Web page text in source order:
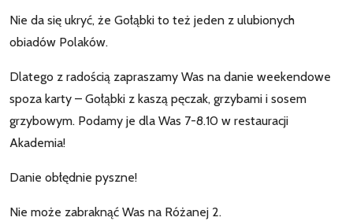
Nie da się ukryć, że Gołąbki to też jeden z ulubionych
obiadów Polaków.
Dlatego z radością zapraszamy Was na danie weekendowe
spoza karty – Gołąbki z kaszą pęczak, grzybami i sosem
grzybowym. Podamy je dla Was 7-8.10 w restauracji
Akademia!
Danie obłędnie pyszne!
Nie może zabraknąć Was na Różanej 2.